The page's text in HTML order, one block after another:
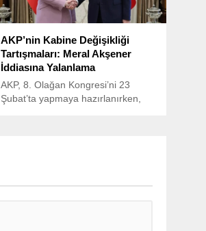
AKP’nin Kabine Değişikliği
Tartışmaları: Meral Akşener
İddiasına Yalanlama
AKP, 8. Olağan Kongresi’ni 23
Şubat’ta yapmaya hazırlanırken,